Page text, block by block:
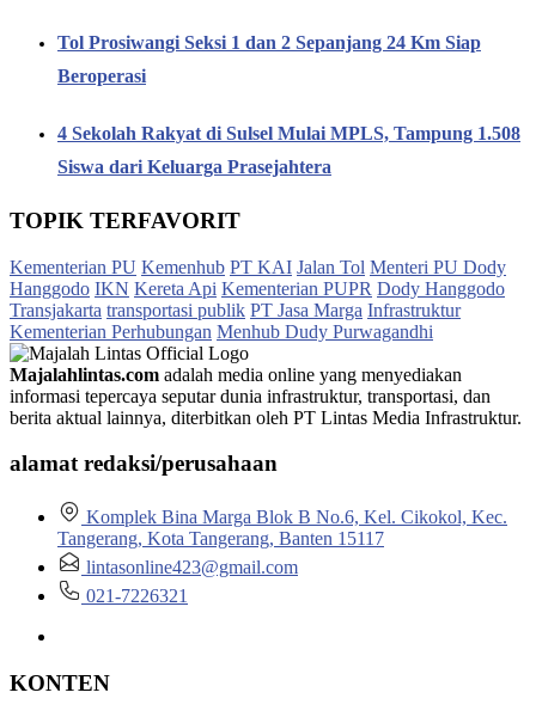
Tol Prosiwangi Seksi 1 dan 2 Sepanjang 24 Km Siap
Beroperasi
4 Sekolah Rakyat di Sulsel Mulai MPLS, Tampung 1.508
Siswa dari Keluarga Prasejahtera
TOPIK TERFAVORIT
Kementerian PU Kemenhub PT KAI Jalan Tol Menteri PU Dody
Hanggodo IKN Kereta Api Kementerian PUPR Dody Hanggodo
Transjakarta transportasi publik PT Jasa Marga Infrastruktur
Kementerian Perhubungan Menhub Dudy Purwagandhi
Majalahlintas.com adalah media online yang menyediakan
informasi tepercaya seputar dunia infrastruktur, transportasi, dan
berita aktual lainnya, diterbitkan oleh PT Lintas Media Infrastruktur.
alamat redaksi/perusahaan
Komplek Bina Marga Blok B No.6, Kel. Cikokol, Kec.
Tangerang, Kota Tangerang, Banten 15117
lintasonline423@gmail.com
021-7226321
KONTEN